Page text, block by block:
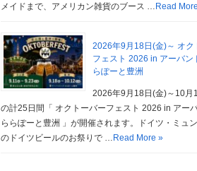
メイドまで、アメリカン雑貨のブース … Read
2026年9月18日(金)～ オク
フェスト 2026 in アーバン
らぽーと豊洲
2026年9月18日(金)～10月
の計25日間「 オクトーバーフェスト 2026 in アー
ららぽーと豊洲 」が開催されます。ドイツ・ミュ
のドイツビールのお祭りで … Read More »